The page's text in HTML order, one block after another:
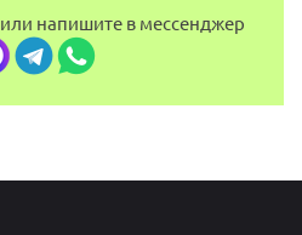
или напишите в мессенджер